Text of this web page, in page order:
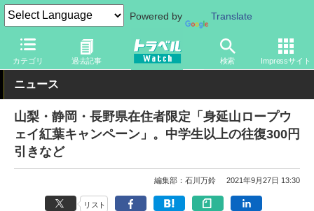
Powered by Translate
カテゴリ 過去記事 検索 Impressサイト
トラベル Watch 地域 国内旅行 中部
ニュース
山梨・静岡・長野県在住者限定「身延山ロープウ
ェイ紅葉キャンペーン」。中学生以上の往復300円
引きなど
編集部：石川万鈴 2021年9月27日 13:30
リスト